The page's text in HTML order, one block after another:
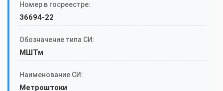
Номер в госреестре:
36694-22
Обозначение типа СИ:
МШТм
Наименование СИ:
Метроштоки